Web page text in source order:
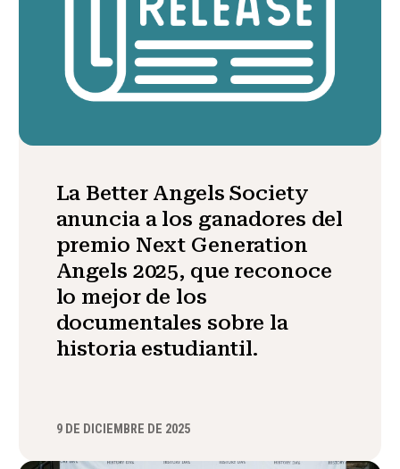
La Better Angels Society
anuncia a los ganadores del
premio Next Generation
Angels 2025, que reconoce
lo mejor de los
documentales sobre la
historia estudiantil.
9 DE DICIEMBRE DE 2025